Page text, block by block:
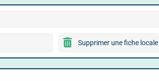
Supprimer une fiche locale